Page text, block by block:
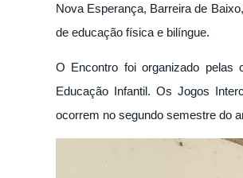
Nova Esperança, Barreira de
de educação física e bilíngue.
O Encontro foi organizado pelas
Educação Infantil. Os Jogos
ocorrem no segundo semestre do